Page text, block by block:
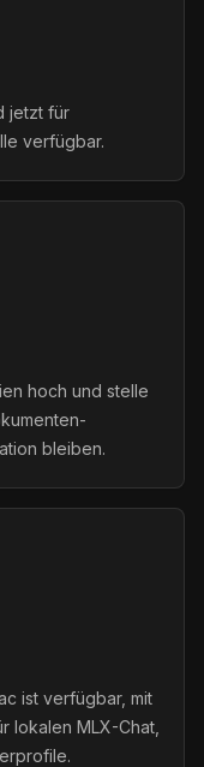
jetzt für
verfügbar.
hoch und stelle
bleiben.
ist verfügbar, mit
lokalen MLX-Chat,